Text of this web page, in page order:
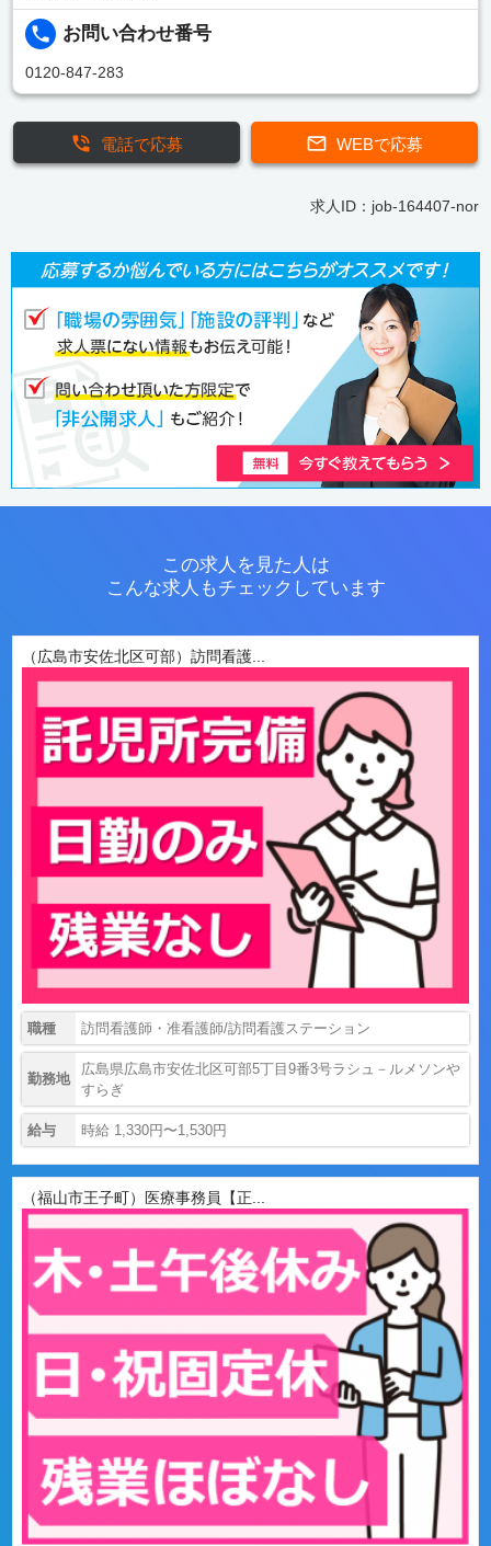
お問い合わせ番号
0120-847-283
WEBで応募
電話で応募
求人ID：job-164407-nor
この求人を見た人は
こんな求人もチェックしています
（広島市安佐北区可部）訪問看護...
職種 訪問看護師・准看護師/訪問看護ステーション
勤務地
広島県広島市安佐北区可部5丁目9番3号ラシュ－ルメソンや
すらぎ
給与 時給 1,330円〜1,530円
（福山市王子町）医療事務員【正...